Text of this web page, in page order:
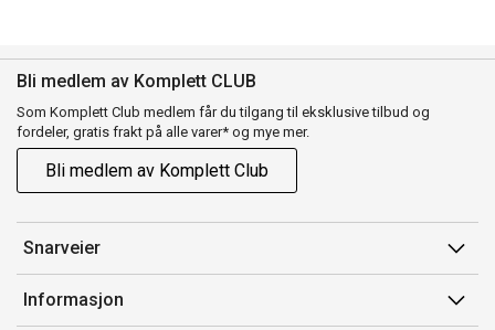
Bli medlem av Komplett CLUB
Som Komplett Club medlem får du tilgang til eksklusive tilbud og
fordeler, gratis frakt på alle varer* og mye mer.
Bli medlem av Komplett Club
Snarveier
Min side
Informasjon